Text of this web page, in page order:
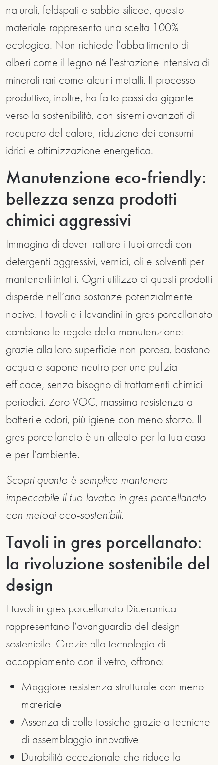
naturali, feldspati e sabbie silicee, questo
materiale rappresenta una scelta 100%
ecologica. Non richiede l’abbattimento di
alberi come il legno né l’estrazione intensiva di
minerali rari come alcuni metalli. Il processo
produttivo, inoltre, ha fatto passi da gigante
verso la sostenibilità, con sistemi avanzati di
recupero del calore, riduzione dei consumi
idrici e ottimizzazione energetica.
Manutenzione eco-friendly:
bellezza senza prodotti
chimici aggressivi
Immagina di dover trattare i tuoi arredi con
detergenti aggressivi, vernici, oli e solventi per
mantenerli intatti. Ogni utilizzo di questi prodotti
disperde nell’aria sostanze potenzialmente
nocive. I tavoli e i lavandini in gres porcellanato
cambiano le regole della manutenzione:
grazie alla loro superficie non porosa, bastano
acqua e sapone neutro per una pulizia
efficace, senza bisogno di trattamenti chimici
periodici. Zero VOC, massima resistenza a
batteri e odori, più igiene con meno sforzo. Il
gres porcellanato è un alleato per la tua casa
e per l’ambiente.
Scopri quanto è semplice mantenere
impeccabile il tuo lavabo in gres porcellanato
con metodi eco-sostenibili.
Tavoli in gres porcellanato:
la rivoluzione sostenibile del
design
I tavoli in gres porcellanato Diceramica
rappresentano l’avanguardia del design
sostenibile. Grazie alla tecnologia di
accoppiamento con il vetro, offrono:
Maggiore resistenza strutturale con meno
materiale
Assenza di colle tossiche grazie a tecniche
di assemblaggio innovative
Durabilità eccezionale che riduce la